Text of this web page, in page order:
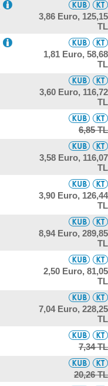
3,86 Euro, 125,15
TL
1,81 Euro, 58,68
TL
3,60 Euro, 116,72
TL
6,85 TL
3,58 Euro, 116,07
TL
3,90 Euro, 126,44
TL
8,94 Euro, 289,85
TL
2,50 Euro, 81,05
TL
7,04 Euro, 228,25
TL
7,34 TL
20,26 TL